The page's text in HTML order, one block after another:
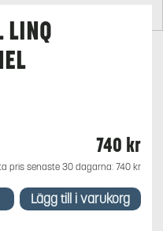
LINQ
740 kr
pris senaste 30 dagarna: 740 kr
Lägg till i varukorg